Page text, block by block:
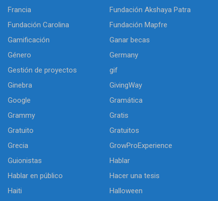
Francia
Fundación Akshaya Patra
Fundación Carolina
Fundación Mapfre
Gamificación
Ganar becas
Género
Germany
Gestión de proyectos
gif
Ginebra
GivingWay
Google
Gramática
Grammy
Gratis
Gratuito
Gratuitos
Grecia
GrowProExperience
Guionistas
Hablar
Hablar en público
Hacer una tesis
Haiti
Halloween